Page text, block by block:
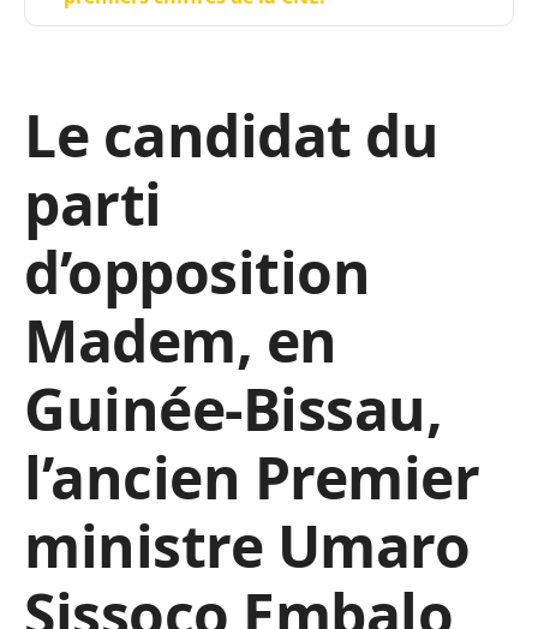
Le candidat du
parti
d’opposition
Madem, en
Guinée-Bissau,
l’ancien Premier
ministre Umaro